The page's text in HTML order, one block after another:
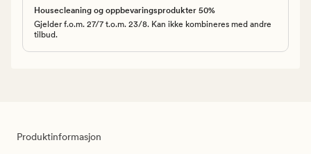
Housecleaning og oppbevaringsprodukter 50%
Gjelder f.o.m. 27/7 t.o.m. 23/8. Kan ikke kombineres med andre
tilbud.
Produktinformasjon